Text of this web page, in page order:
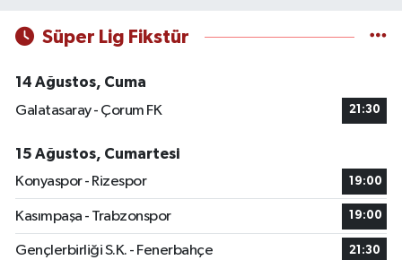
Süper Lig Fikstür
14 Ağustos, Cuma
Galatasaray - Çorum FK
21:30
15 Ağustos, Cumartesi
Konyaspor - Rizespor
19:00
Kasımpaşa - Trabzonspor 19:00
Gençlerbirliği S.K. - Fenerbahçe 21:30